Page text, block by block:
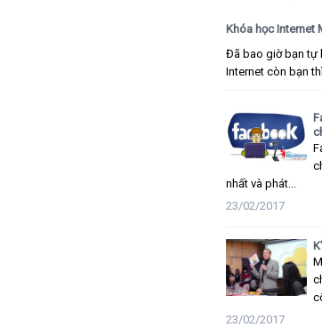
Khóa học Internet
Đã bao giờ bạn tự
Internet còn bạn
nhất và phát...
23/02/2017
23/02/2017